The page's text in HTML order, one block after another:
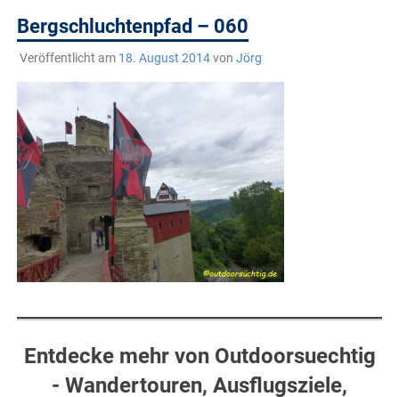
Bergschluchtenpfad – 060
Veröffentlicht am 18. August 2014von Jörg
Entdecke mehr von Outdoorsuechtig
- Wandertouren, Ausflugsziele,